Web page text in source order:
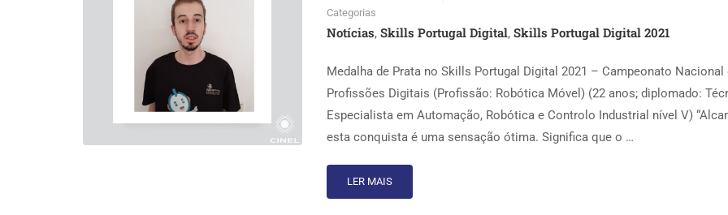
Categorias
Notícias, Skills Portugal Digital, Skills Portugal Digital 2021
Medalha de Prata no Skills Portugal Digital 2021 – Campeonato Nacional
Profissões Digitais (Profissão: Robótica Móvel) (22 anos; diplomado:
Especialista em Automação, Robótica e Controlo Industrial nível V)
esta conquista é uma sensação ótima. Significa que o …
LER MAIS